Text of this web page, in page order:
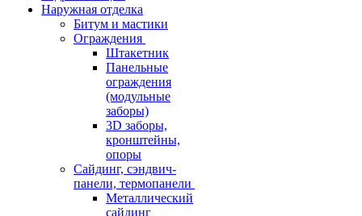
Наружная отделка
Битум и мастики
Ограждения
Штакетник
Панельные
ограждения
(модульные
заборы)
3D заборы,
кронштейны,
опоры
Cайдинг, сэндвич-
панели, термопанели
Металлический
сайдинг